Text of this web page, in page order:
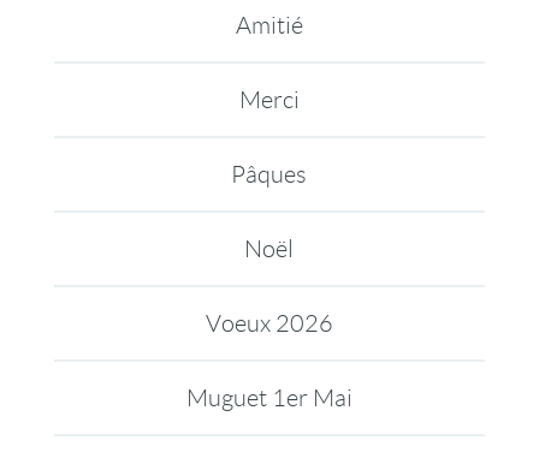
Amitié
Merci
Pâques
Noël
Voeux 2026
Muguet 1er Mai